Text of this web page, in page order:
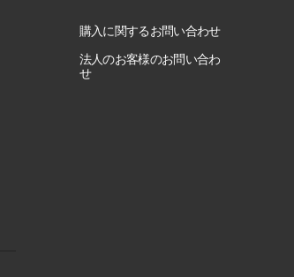
購入に関するお問い合わせ
法人のお客様のお問い合わ
せ